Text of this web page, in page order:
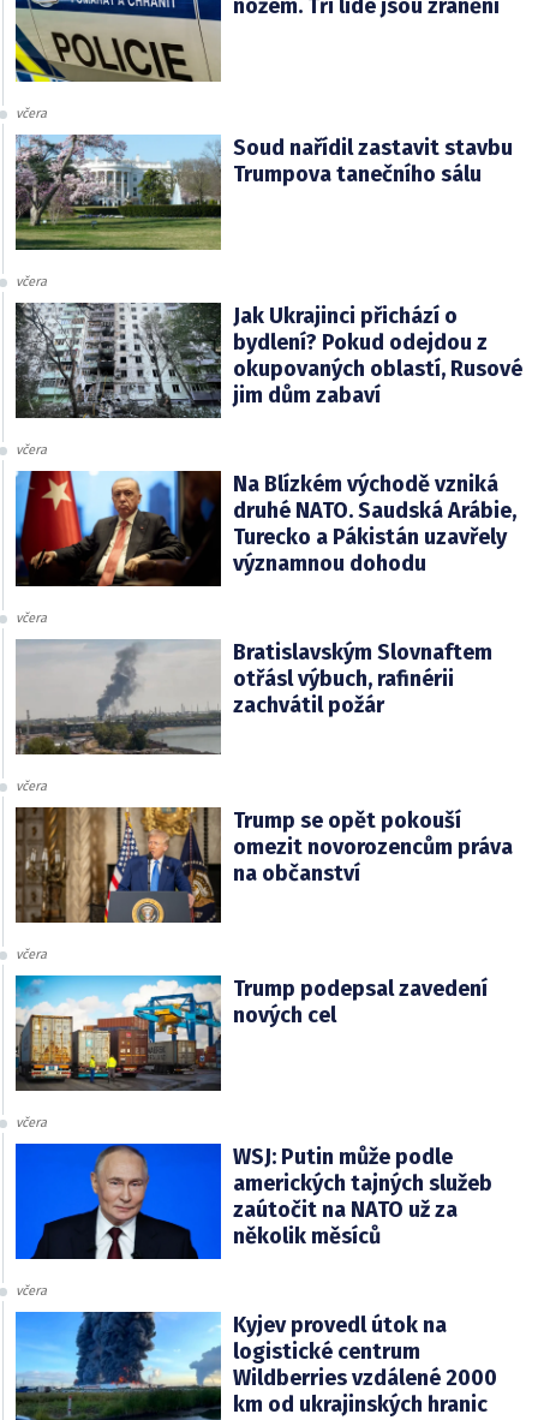
nožem. Tři lidé jsou zranění
včera
Soud nařídil zastavit stavbu
Trumpova tanečního sálu
včera
Jak Ukrajinci přichází o
bydlení? Pokud odejdou z
okupovaných oblastí, Rusové
jim dům zabaví
včera
Na Blízkém východě vzniká
druhé NATO. Saudská Arábie,
Turecko a Pákistán uzavřely
významnou dohodu
včera
Bratislavským Slovnaftem
otřásl výbuch, rafinérii
zachvátil požár
včera
Trump se opět pokouší
omezit novorozencům práva
na občanství
včera
Trump podepsal zavedení
nových cel
včera
WSJ: Putin může podle
amerických tajných služeb
zaútočit na NATO už za
několik měsíců
včera
Kyjev provedl útok na
logistické centrum
Wildberries vzdálené 2000
km od ukrajinských hranic